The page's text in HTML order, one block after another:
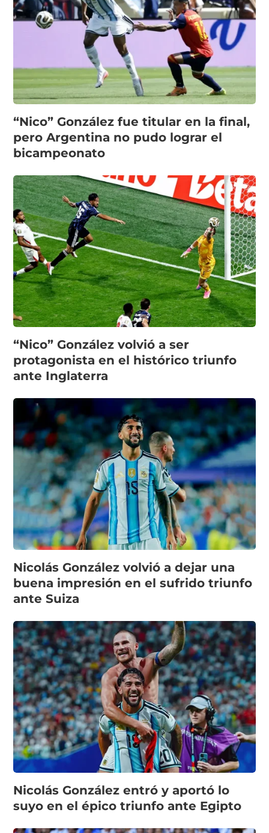
“Nico” González fue titular en la final,
pero Argentina no pudo lograr el
bicampeonato
“Nico” González volvió a ser
protagonista en el histórico triunfo
ante Inglaterra
Nicolás González volvió a dejar una
buena impresión en el sufrido triunfo
ante Suiza
Nicolás González entró y aportó lo
suyo en el épico triunfo ante Egipto